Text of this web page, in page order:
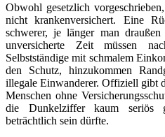
Obwohl gesetzlich
nicht krankenversichert. Eine
schwerer, je länger man
unversicherte Zeit müssen
Selbstständige mit schmalem
den Schutz, hinzukommen
illegale Einwanderer. Offiziell gibt
Menschen ohne
die Dunkelziffer kaum seriös
beträchtlich sein dürfte.